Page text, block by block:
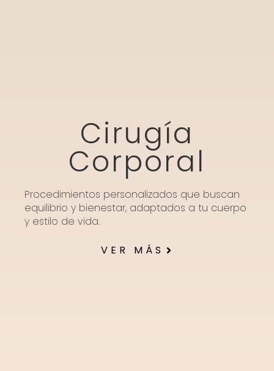
Cirugía
Corporal
Procedimientos personalizados que buscan
equilibrio y bienestar, adaptados a tu cuerpo
y estilo de vida.
VER MÁS